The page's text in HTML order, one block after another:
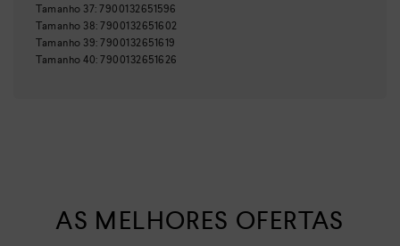
Tamanho 37:7900132651596
Tamanho 38:7900132651602
Tamanho 39:7900132651619
Tamanho40:7900132651626
AS MELHORES OFERTAS